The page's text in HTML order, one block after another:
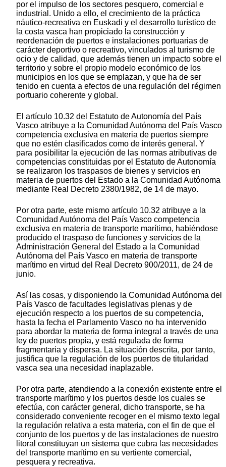
por el impulso de los sectores pesquero, comercial e
industrial. Unido a ello, el crecimiento de la práctica
náutico-recreativa en Euskadi y el desarrollo turístico de
la costa vasca han propiciado la construcción y
reordenación de puertos e instalaciones portuarias de
carácter deportivo o recreativo, vinculados al turismo de
ocio y de calidad, que además tienen un impacto sobre el
territorio y sobre el propio modelo económico de los
municipios en los que se emplazan, y que ha de ser
tenido en cuenta a efectos de una regulación del régimen
portuario coherente y global.
El artículo 10.32 del Estatuto de Autonomía del País
Vasco atribuye a la Comunidad Autónoma del País Vasco
competencia exclusiva en materia de puertos siempre
que no estén clasificados como de interés general. Y
para posibilitar la ejecución de las normas atributivas de
competencias constituidas por el Estatuto de Autonomía
se realizaron los traspasos de bienes y servicios en
materia de puertos del Estado a la Comunidad Autónoma
mediante Real Decreto 2380/1982, de 14 de mayo.
Por otra parte, este mismo artículo 10.32 atribuye a la
Comunidad Autónoma del País Vasco competencia
exclusiva en materia de transporte marítimo, habiéndose
producido el traspaso de funciones y servicios de la
Administración General del Estado a la Comunidad
Autónoma del País Vasco en materia de transporte
marítimo en virtud del Real Decreto 900/2011, de 24 de
junio.
Así las cosas, y disponiendo la Comunidad Autónoma del
País Vasco de facultades legislativas plenas y de
ejecución respecto a los puertos de su competencia,
hasta la fecha el Parlamento Vasco no ha intervenido
para abordar la materia de forma integral a través de una
ley de puertos propia, y está regulada de forma
fragmentaria y dispersa. La situación descrita, por tanto,
justifica que la regulación de los puertos de titularidad
vasca sea una necesidad inaplazable.
Por otra parte, atendiendo a la conexión existente entre el
transporte marítimo y los puertos desde los cuales se
efectúa, con carácter general, dicho transporte, se ha
considerado conveniente recoger en el mismo texto legal
la regulación relativa a esta materia, con el fin de que el
conjunto de los puertos y de las instalaciones de nuestro
litoral constituyan un sistema que cubra las necesidades
del transporte marítimo en su vertiente comercial,
pesquera y recreativa.